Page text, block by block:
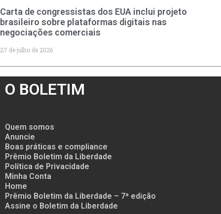
Carta de congressistas dos EUA inclui projeto
brasileiro sobre plataformas digitais nas
negociações comerciais
27 de julho de 2026
O BOLETIM
Quem somos
Anuncie
Boas práticas e compliance
Prêmio Boletim da Liberdade
Política de Privacidade
Minha Conta
Home
Prêmio Boletim da Liberdade – 7ª edição
Assine o Boletim da Liberdade